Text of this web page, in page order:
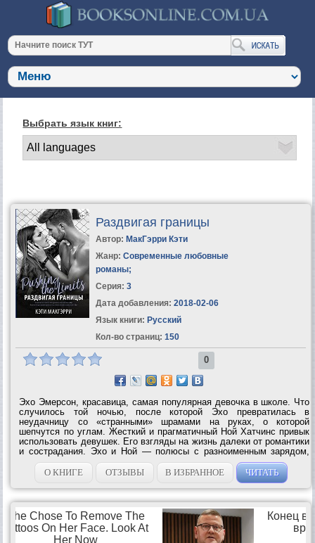
Выбрать язык книг:
Раздвигая границы
Автор: МакГэрри Кэти
Жанр: Современные любовные
романы;
Серия: 3
Дата добавления: 2018-02-06
Язык книги: Русский
Кол-во страниц: 150
0
Эхо Эмерсон, красавица, самая популярная девочка в школе. Что
случилось той ночью, после которой Эхо превратилась в
неудачницу со «странными» шрамами на руках, о которой
шепчутся по углам. Жесткий и прагматичный Ной Хатчинс привык
использовать девушек. Его взгляды на жизнь далеки от романтики
и сострадания. Эхо и Ной — полюсы с разноименным зарядом,
которые, как известно, притягиваются. Топ-выбор читателей
журнала Romantic...
О КНИГЕ ОТЗЫВЫ В ИЗБРАННОЕ ЧИТАТЬ